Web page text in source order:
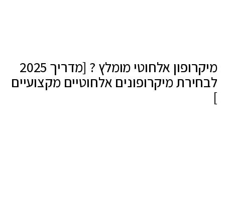
מיקרופון אלחוטי מומלץ ? [מדריך 2025
לבחירת מיקרופונים אלחוטיים מקצועיים
]